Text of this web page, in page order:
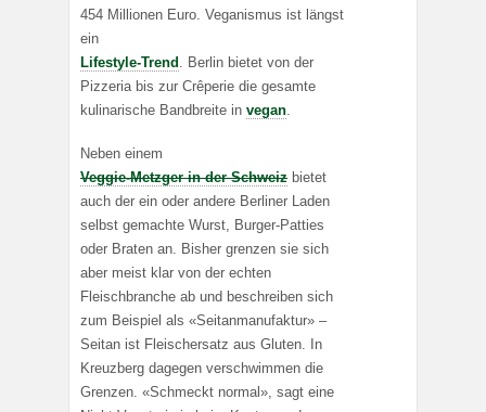
454 Millionen Euro. Veganismus ist längst
ein
Lifestyle-Trend . Berlin bietet von der
Pizzeria bis zur Crêperie die gesamte
kulinarische Bandbreite in vegan
Neben einem
Veggie-Metzger in der Schweiz bietet
auch der ein oder andere Berliner Laden
selbst gemachte Wurst, Burger-Patties
oder Braten an. Bisher grenzen sie sich
aber meist klar von der echten
Fleischbranche ab und beschreiben sich
zum Beispiel als «Seitanmanufaktur» –
Seitan ist Fleischersatz aus Gluten. In
Kreuzberg dagegen verschwimmen die
Grenzen. «Schmeckt normal», sagt eine